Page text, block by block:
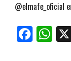
@elmafe_oficial